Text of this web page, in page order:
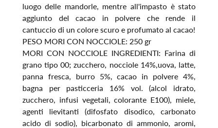
luogo delle mandorle, mentre all'impasto è stato
aggiunto del cacao in polvere che rende il
cantuccio di un colore scuro e profumato al cacao!
PESO MORI CON NOCCIOLE: 250 gr
MORI CON NOCCIOLE INGREDIENTI: Farina di
grano tipo 00; zucchero, nocciole 14%,uova, latte,
panna fresca, burro 5%, cacao in polvere 4%,
bagna per pasticceria 16% vol. (alcol idrato,
zucchero, infusi vegetali, colorante E100), miele,
agenti lievitanti (difosfato disodico, carbonato
acido di sodio), bicarbonato di ammonio, aromi,